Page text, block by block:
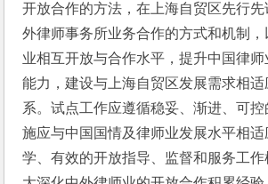
开放合作的方法，在上海自贸区先行先
外律师事务所业务合作的方式和机制
业相互开放与合作水平，提升中国律
能力，建设与上海自贸区发展需求相适
系。试点工作应遵循稳妥、渐进、可
施应与中国国情及律师业发展水平相
学、有效的开放指导、监督和服务工